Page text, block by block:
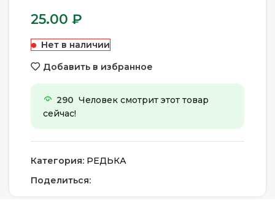
25.00 ₽
Нет в наличии
Добавить в избранное
290 Человек смотрит этот товар
сейчас!
Категория: РЕДЬКА
Поделиться: